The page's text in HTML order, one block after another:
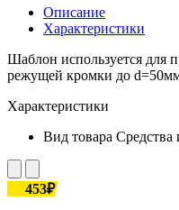
Описание
Характеристики
Шаблон используется для
режущей кромки до d=50мм
Характеристики
Вид товара Средства
453₽